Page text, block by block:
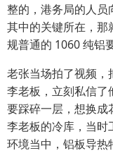
整的，港务局的人员
其中的关键所在，那
规普通的 1060 纯铝
老张当场拍了视频，
李老板，立刻私信了
要踩碎一层，想换成
李老板的冷库，当时
环境当中，铝板导热